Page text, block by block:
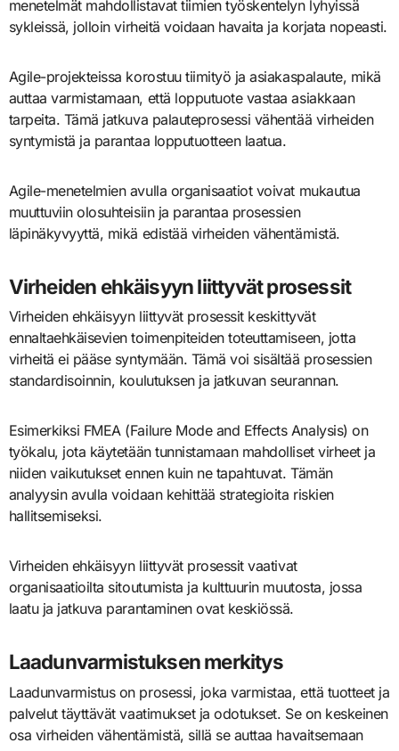
menetelmät mahdollistavat tiimien työskentelyn lyhyissä
sykleissä, jolloin virheitä voidaan havaita ja korjata nopeasti.
Agile-projekteissa korostuu tiimityö ja asiakaspalaute, mikä
auttaa varmistamaan, että lopputuote vastaa asiakkaan
tarpeita. Tämä jatkuva palauteprosessi vähentää virheiden
syntymistä ja parantaa lopputuotteen laatua.
Agile-menetelmien avulla organisaatiot voivat mukautua
muuttuviin olosuhteisiin ja parantaa prosessien
läpinäkyvyyttä, mikä edistää virheiden vähentämistä.
Virheiden ehkäisyyn liittyvät prosessit
Virheiden ehkäisyyn liittyvät prosessit keskittyvät
ennaltaehkäisevien toimenpiteiden toteuttamiseen, jotta
virheitä ei pääse syntymään. Tämä voi sisältää prosessien
standardisoinnin, koulutuksen ja jatkuvan seurannan.
Esimerkiksi FMEA (Failure Mode and Effects Analysis) on
työkalu, jota käytetään tunnistamaan mahdolliset virheet ja
niiden vaikutukset ennen kuin ne tapahtuvat. Tämän
analyysin avulla voidaan kehittää strategioita riskien
hallitsemiseksi.
Virheiden ehkäisyyn liittyvät prosessit vaativat
organisaatioilta sitoutumista ja kulttuurin muutosta, jossa
laatu ja jatkuva parantaminen ovat keskiössä.
Laadunvarmistuksen merkitys
Laadunvarmistus on prosessi, joka varmistaa, että tuotteet ja
palvelut täyttävät vaatimukset ja odotukset. Se on keskeinen
osa virheiden vähentämistä, sillä se auttaa havaitsemaan